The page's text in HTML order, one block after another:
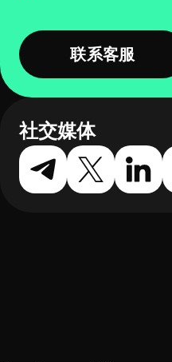
联系客服
社交媒体